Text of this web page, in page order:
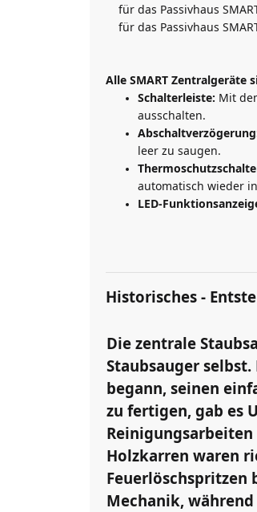
für das Passivhaus
für das Passivhaus
Alle SMART Zentralgeräte
Schalterleiste: Mit
ausschalten.
leer zu saugen.
automatisch wieder
LED-
Historisches -
Die zentrale
Staubsauger selbst.
begann, seinen
zu fertigen, gab es
Holzkarren waren
Feuerlöschspritzen
Mechanik, während